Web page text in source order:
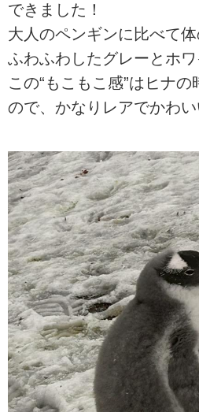
できました！
大人のペンギンに比べて体
ふわふわしたグレーとホワ
この“もこもこ感”はヒナ
ので、かなりレアでかわ